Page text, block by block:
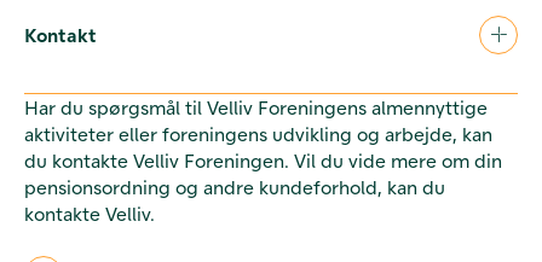
Kontakt
Har du spørgsmål til Velliv Foreningens almennyttige
aktiviteter eller foreningens udvikling og arbejde, kan
du kontakte Velliv Foreningen. Vil du vide mere om din
pensionsordning og andre kundeforhold, kan du
kontakte Velliv.